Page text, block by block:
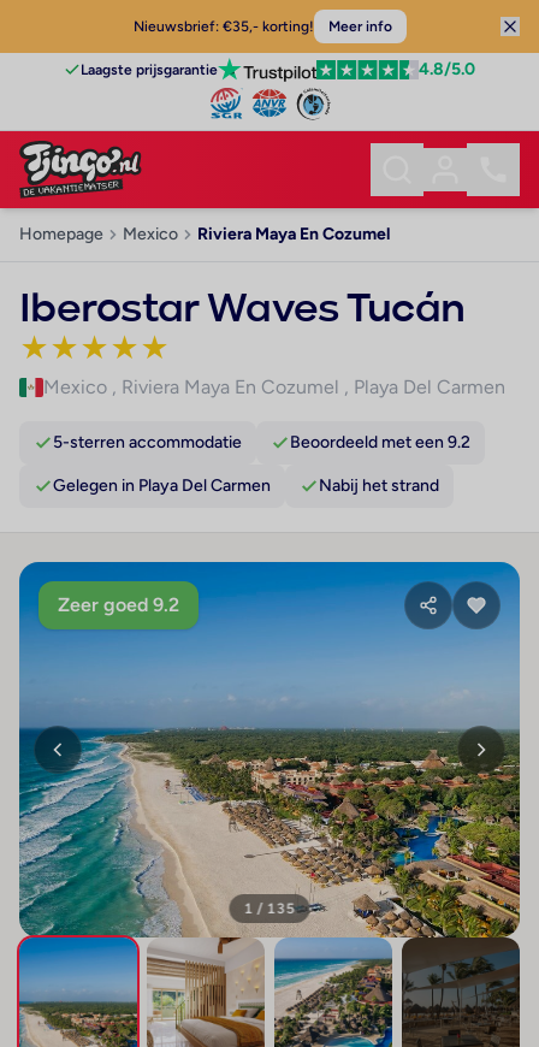
Nieuwsbrief: €35,- korting! Meer info
Laagste prijsgarantie 4.8/5.0
Homepage Mexico Riviera Maya En Cozumel
Iberostar Waves Tucán
★★★★★
Mexico , Riviera Maya En Cozumel , Playa Del Carmen
5-sterren accommodatie Beoordeeld met een 9.2
Gelegen in Playa Del Carmen Nabij het strand
Zeer goed 9.2
1 / 135